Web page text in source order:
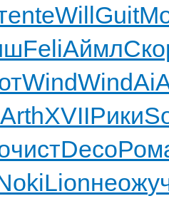
enteWillGuit
FeliАймл
WindWind
ArthXVIIРики
чистDeco
Lionнеож